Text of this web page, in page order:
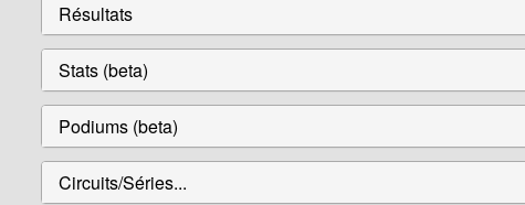
Résultats
Stats (beta)
Podiums (beta)
Circuits/Séries...